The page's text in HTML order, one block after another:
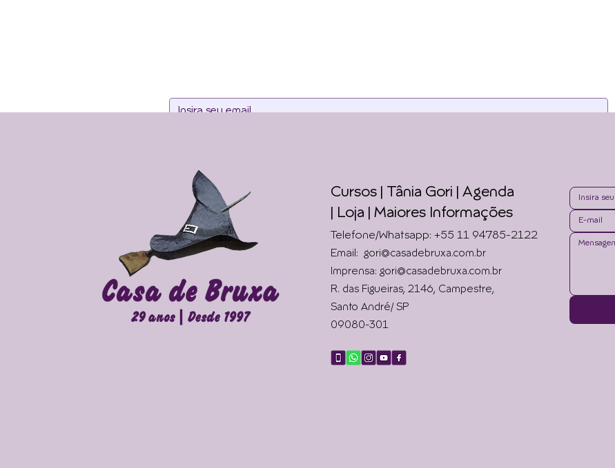
Cursos | Tânia Gori | Agenda
Loja | Maiores Informações
Telefone/Whatsapp: +55 11 94785-2122
Email: gori@casadebruxa.com.br
Imprensa: gori@casadebruxa.com.br
R. das Figueiras, 2146, Campestre,
Santo André/ SP
09080-301